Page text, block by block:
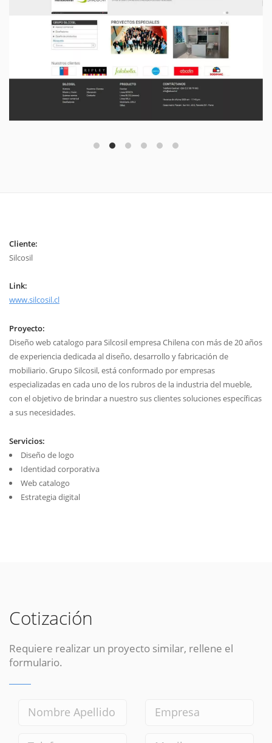
Cliente:
Silcosil
Link:
www.silcosil.cl
Proyecto:
Diseño web catalogo para Silcosil empresa Chilena con más de 20 años
de experiencia dedicada al diseño, desarrollo y fabricación de
mobiliario. Grupo Silcosil, está conformado por empresas
especializadas en cada uno de los rubros de la industria del mueble,
con el objetivo de brindar a nuestro sus clientes soluciones específicas
a sus necesidades.
Servicios:
Diseño de logo
Identidad corporativa
Web catalogo
Estrategia digital
Cotización
Requiere realizar un proyecto similar, rellene el
formulario.